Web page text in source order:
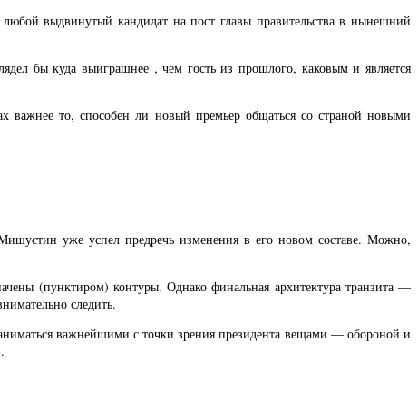
выдвинутый кандидат на пост главы правительства в нынешний
бы куда выиграшнее , чем гость из прошлого, каковым и является
важнее то, способен ли новый премьер общаться со страной новыми
уже успел предречь изменения в его новом составе. Можно,
(пунктиром) контуры. Однако финальная архитектура транзита —
следить.
важнейшими с точки зрения президента вещами — обороной и